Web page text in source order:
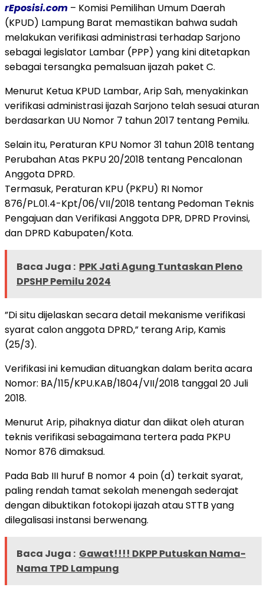
rEposisi.com – Komisi Pemilihan Umum Daerah
(KPUD) Lampung Barat memastikan bahwa sudah
melakukan verifikasi administrasi terhadap Sarjono
sebagai legislator Lambar (PPP) yang kini ditetapkan
sebagai tersangka pemalsuan ijazah paket C.
Menurut Ketua KPUD Lambar, Arip Sah, menyakinkan
verifikasi administrasi ijazah Sarjono telah sesuai aturan
berdasarkan UU Nomor 7 tahun 2017 tentang Pemilu.
Selain itu, Peraturan KPU Nomor 31 tahun 2018 tentang
Perubahan Atas PKPU 20/2018 tentang Pencalonan
Anggota DPRD.
Termasuk, Peraturan KPU (PKPU) RI Nomor
876/PL.01.4-Kpt/06/VII/2018 tentang Pedoman Teknis
Pengajuan dan Verifikasi Anggota DPR, DPRD Provinsi,
dan DPRD Kabupaten/Kota.
Baca Juga : PPK Jati Agung Tuntaskan Pleno
DPSHP Pemilu 2024
”Di situ dijelaskan secara detail mekanisme verifikasi
syarat calon anggota DPRD,” terang Arip, Kamis
(25/3).
Verifikasi ini kemudian dituangkan dalam berita acara
Nomor: BA/115/KPU.KAB/1804/VII/2018 tanggal 20 Juli
2018.
Menurut Arip, pihaknya diatur dan diikat oleh aturan
teknis verifikasi sebagaimana tertera pada PKPU
Nomor 876 dimaksud.
Pada Bab III huruf B nomor 4 poin (d) terkait syarat,
paling rendah tamat sekolah menengah sederajat
dengan dibuktikan fotokopi ijazah atau STTB yang
dilegalisasi instansi berwenang.
Baca Juga : Gawat!!!! DKPP Putuskan Nama-
Nama TPD Lampung